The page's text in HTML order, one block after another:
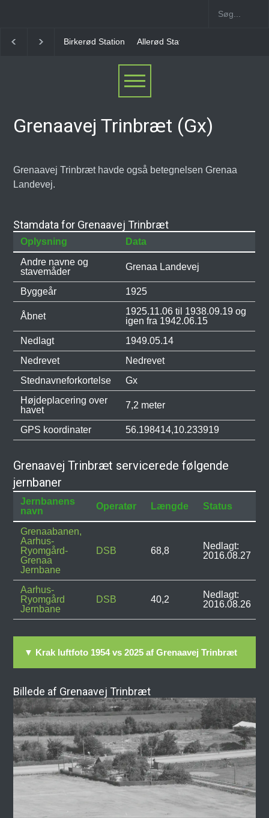
Birkerød Station Allerød Station Favrholm Station
Grenaavej Trinbræt (Gx)
Grenaavej Trinbræt havde også betegnelsen Grenaa
Landevej.
Stamdata for Grenaavej Trinbræt
Oplysning
Data
Andre navne og
stavemåder
Grenaa Landevej
Byggeår 1925
Åbnet
1925.11.06 til 1938.09.19 og
igen fra 1942.06.15
Nedlagt
1949.05.14
Nedrevet
Nedrevet
Stednavneforkortelse
Gx
Højdeplacering over
havet
7,2 meter
GPS koordinater 56.198414,10.233919
Grenaavej Trinbræt servicerede følgende
jernbaner
Jernbanens
navn
Operatør Længde Status
Grenaabanen,
Aarhus-
Ryomgård-
Grenaa
Jernbane
DSB 68,8
Nedlagt:
2016.08.27
Aarhus-
Ryomgård
Jernbane
DSB 40,2
Nedlagt:
2016.08.26
▼ Krak luftfoto 1954 vs 2025 af Grenaavej Trinbræt
Billede af Grenaavej Trinbræt